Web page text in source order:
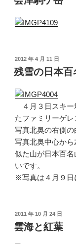
日:
投
稿
日:
2012 年 4 月 11 日
残雪の日本百
４月３日スキー
たファミリーゲレ
写真北奥の右側の
写真北奥中心か
似た山が日本百
いです。
※写真は４月９日
投
稿
日:
2011 年 10 月 24 日
雲海と紅葉